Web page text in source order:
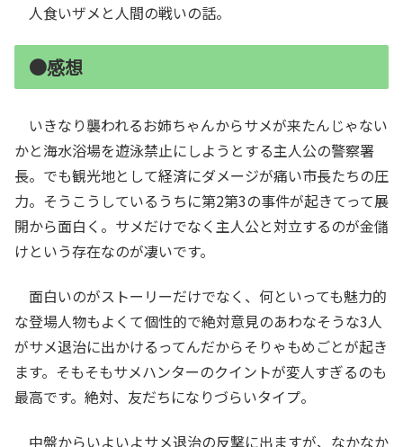
人食いザメと人間の戦いの話。
●感想
いきなり襲われるお姉ちゃんからサメが来たんじゃない
かと海水浴場を遊泳禁止にしようとする主人公の警察署
長。でも観光地として経済にダメージが痛い市長たちの圧
力。そうこうしているうちに第2第3の事件が起きてって展
開から面白く。サメだけでなく主人公と対立するのが金儲
けという存在なのが凄いです。
面白いのがストーリーだけでなく、何といっても魅力的
な登場人物もよくて個性的で絶対意見のあわなそうな3人
がサメ退治に出かけるってんだからそりゃもめごとが起き
ます。そもそもサメハンターのクイントが変人すぎるのも
最高です。絶対、友だちになりづらいタイプ。
中盤からいよいよサメ退治の反撃に出ますが、なかなか